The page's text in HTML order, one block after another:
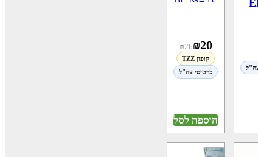
₪20
₪26
קופון TZZ
כרטיסי צה"ל
הוספה לסל